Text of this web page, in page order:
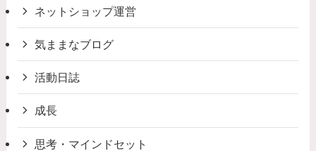
ネットショップ運営
気ままなブログ
活動日誌
成長
思考・マインドセット